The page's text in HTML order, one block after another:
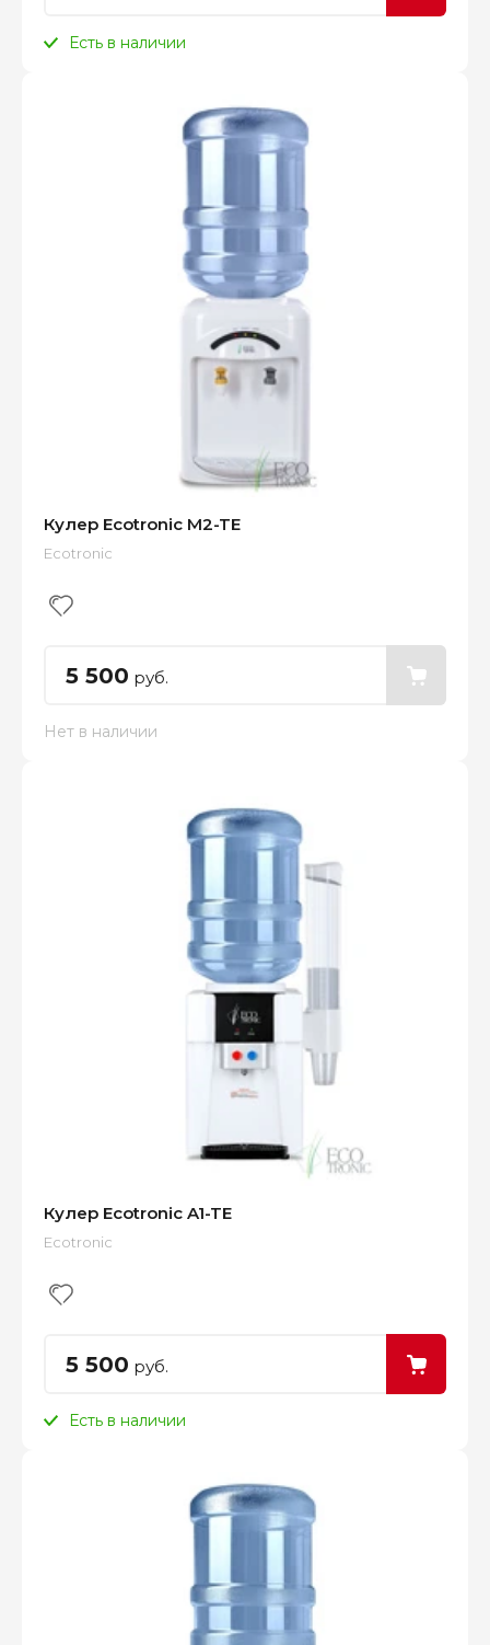
Есть в наличии
Кулер Ecotronic M2-TE
Ecotronic
5 500 руб.
Нет в наличии
Кулер Ecotronic A1-TE
Ecotronic
5 500 руб.
Есть в наличии